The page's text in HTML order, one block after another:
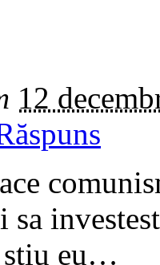
12
sa
stiu eu…